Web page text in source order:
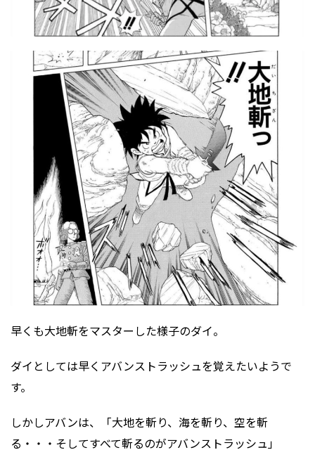
早くも大地斬をマスターした様子のダイ。
ダイとしては早くアバンストラッシュを覚えたいようで
す。
しかしアバンは、「大地を斬り、海を斬り、空を斬
る・・・そしてすべて斬るのがアバンストラッシュ」